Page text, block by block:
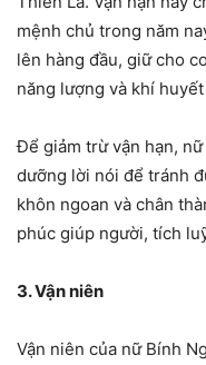
mệnh chủ trong năm
lên hàng đầu, giữ cho
năng lượng và khí
Để giảm trừ vận hạn,
dưỡng lời nói để tránh
khôn ngoan và chân
phúc giúp người, tích
3. Vận niên
Vận niên của nữ Bính